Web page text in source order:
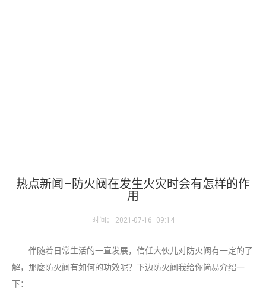
热点新闻–防火阀在发生火灾时会有怎样的作
用
时间： 2021-07-16 09:14
伴随着日常生活的一直发展，信任大伙儿对防火阀有一定的了
解，那麼防火阀有如何的功效呢？下边防火阀我给你简易介绍一
下：